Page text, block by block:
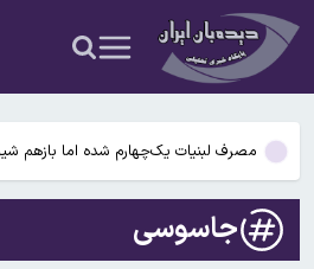
خاص + جدول سنوات مورد نیاز
دبیر کمیسیون امنیت ملی و سیاست
معنای باز شدن تنگه هرمز نیست
به ایرانیانی که بطور غیر قانونی در
می‌شود
مصرف لبنیات یک‌چهارم شده اما بازهم
شد
سابقه خدمت برخی کارکنان برای
جاسوسی